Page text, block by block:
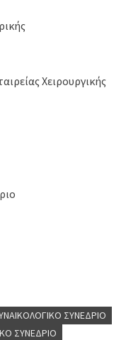
Χειρουργικής
ΣΥΝΈΔΡΙΟ
ΣΥΝΈΔΡΙΟ